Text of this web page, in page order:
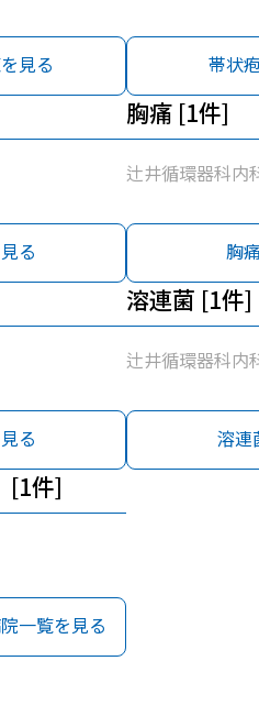
見る 帯状
る
胸痛 [1件]
辻井循環器科内
胸
る
溶連菌 [1件]
辻井循環器科内
溶連
[1件]
一覧を見る